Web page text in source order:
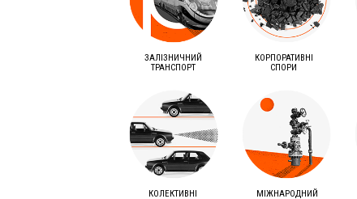
ЗАЛІЗНИЧНИЙ
ТРАНСПОРТ
КОРПОРАТИВНІ
СПОРИ
КОЛЕКТИВНІ
МІЖНАРОДНИЙ